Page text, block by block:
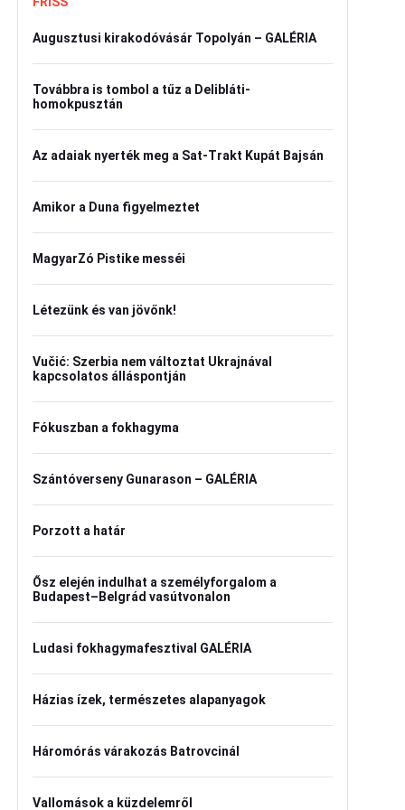
Augusztusi kirakodóvásár Topolyán – GALÉRIA
Továbbra is tombol a tűz a Delibláti-
homokpusztán
Az adaiak nyerték meg a Sat-Trakt Kupát Bajsán
Amikor a Duna figyelmeztet
MagyarZó Pistike messéi
Létezünk és van jövőnk!
Vučić: Szerbia nem változtat Ukrajnával
kapcsolatos álláspontján
Fókuszban a fokhagyma
Szántóverseny Gunarason – GALÉRIA
Porzott a határ
Ősz elején indulhat a személyforgalom a
Budapest–Belgrád vasútvonalon
Ludasi fokhagymafesztival GALÉRIA
Házias ízek, természetes alapanyagok
Háromórás várakozás Batrovcinál
Vallomások a küzdelemről